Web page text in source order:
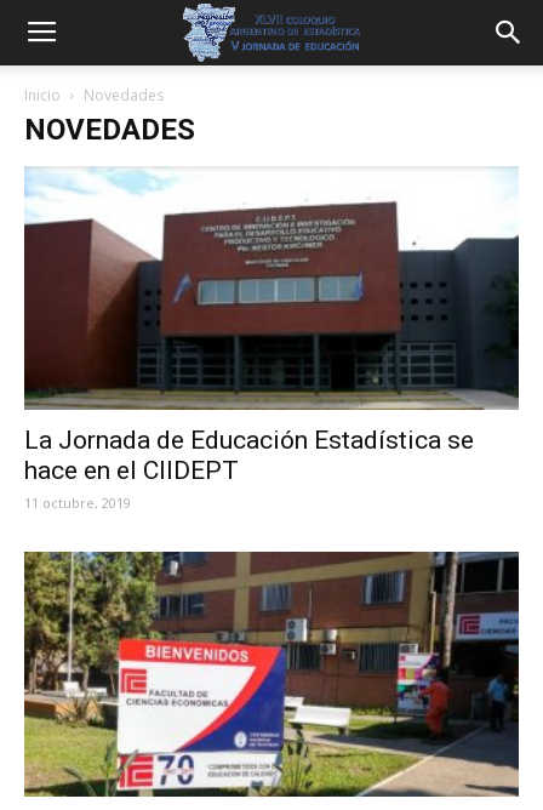
Inicio Novedades
NOVEDADES
La Jornada de Educación Estadística se
hace en el CIIDEPT
11 octubre, 2019